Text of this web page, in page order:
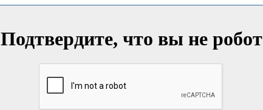
Подтвердите, что вы не робот